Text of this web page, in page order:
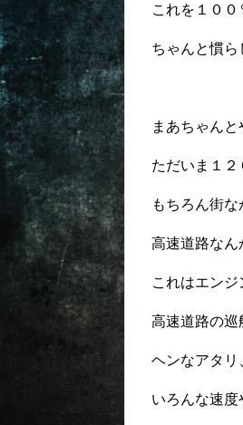
これを１００
ちゃんと慣ら
まあちゃんと
ただいま１２
もちろん街な
高速道路なん
これはエンジ
高速道路の巡
ヘンなアタリ
いろんな速度